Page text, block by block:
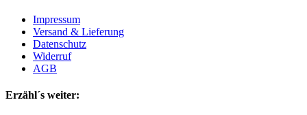
Impressum
Versand & Lieferung
Datenschutz
Widerruf
AGB
Erzähl´s weiter: